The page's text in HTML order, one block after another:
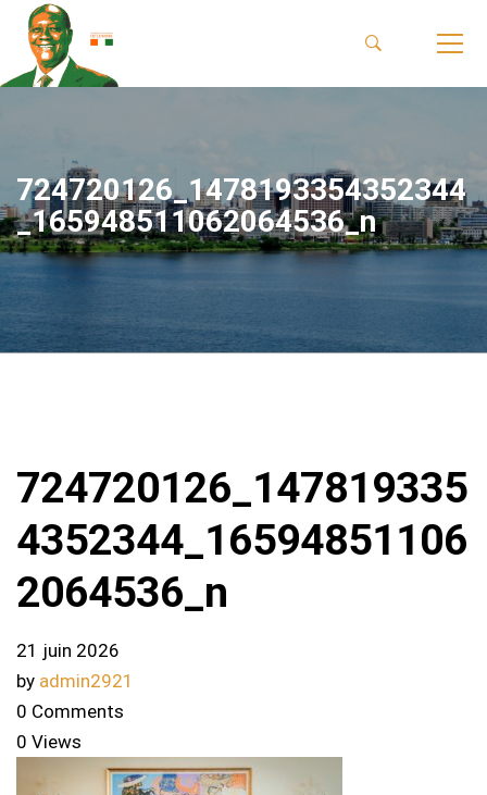
724720126_1478193354352344
_165948511062064536_n
724720126_147819335
4352344_16594851106
2064536_n
21 juin 2026
by admin2921
0 Comments
0 Views